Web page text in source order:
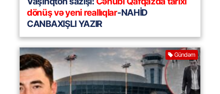
dönüş və yeni reallıqlar-NAHİD
CANBAXIŞLI YAZIR
Gündəm